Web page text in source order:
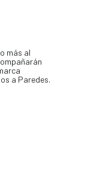
más al
a Paredes.